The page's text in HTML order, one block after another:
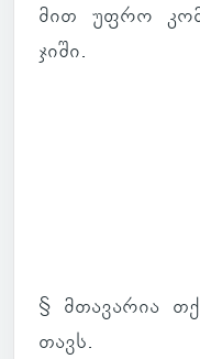
მით უფრო
ჯიში.
§ მთა­ვა­რია
თავს.